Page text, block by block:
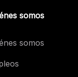
somos
somos